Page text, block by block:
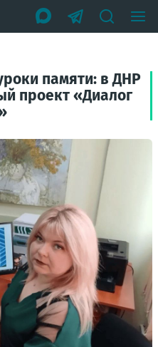
памяти: в ДНР
проект «Диалог